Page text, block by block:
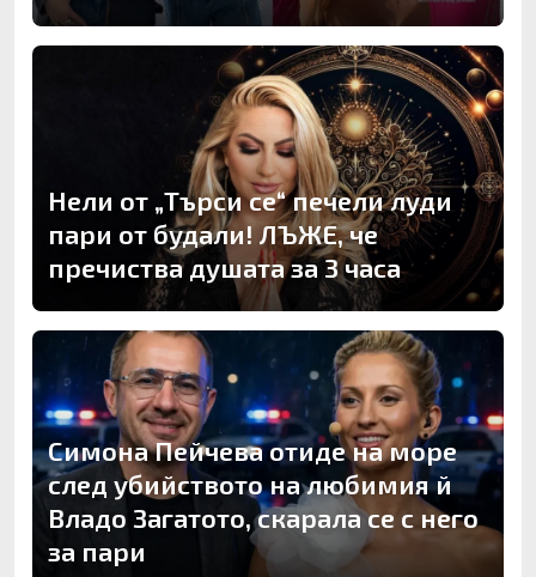
Нели от „Търси се“ печели луди
пари от будали! ЛЪЖЕ, че
пречиства душата за 3 часа
Симона Пейчева отиде на море
след убийството на любимия й
Владо Загатото, скарала се с него
за пари